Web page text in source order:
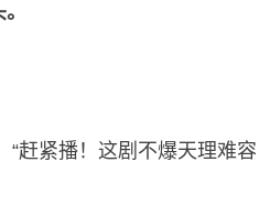
赶紧播！这剧不爆天理难容